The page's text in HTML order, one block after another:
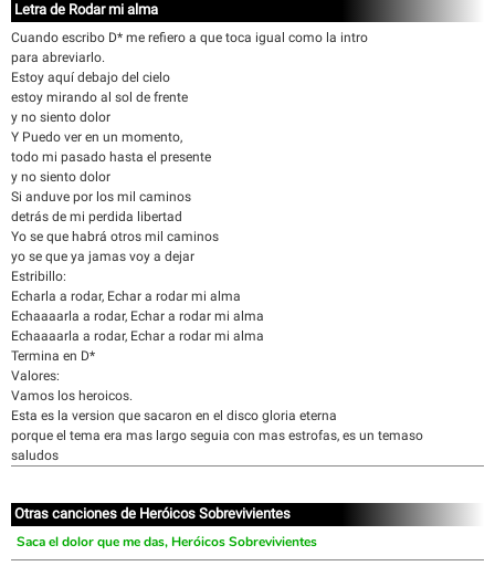
Letra de Rodar mi alma
Cuando escribo D* me refiero a que toca igual como la intro
para abreviarlo.
Estoy aquí debajo del cielo
estoy mirando al sol de frente
y no siento dolor
Y Puedo ver en un momento,
todo mi pasado hasta el presente
y no siento dolor
Si anduve por los mil caminos
detrás de mi perdida libertad
Yo se que habrá otros mil caminos
yo se que ya jamas voy a dejar
Estribillo:
Echarla a rodar, Echar a rodar mi alma
Echaaaarla a rodar, Echar a rodar mi alma
Echaaaarla a rodar, Echar a rodar mi alma
Termina en D*
Valores:
Vamos los heroicos.
Esta es la version que sacaron en el disco gloria eterna
porque el tema era mas largo seguia con mas estrofas, es un temaso
saludos
Otras canciones de Heróicos Sobrevivientes
Saca el dolor que me das, Heróicos Sobrevivientes